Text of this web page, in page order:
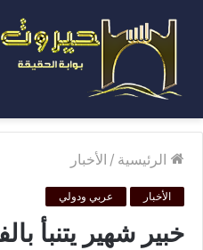
الرئيسية / الأخبار
الأخبار عربي ودولي
خبير شهير يتنبأ